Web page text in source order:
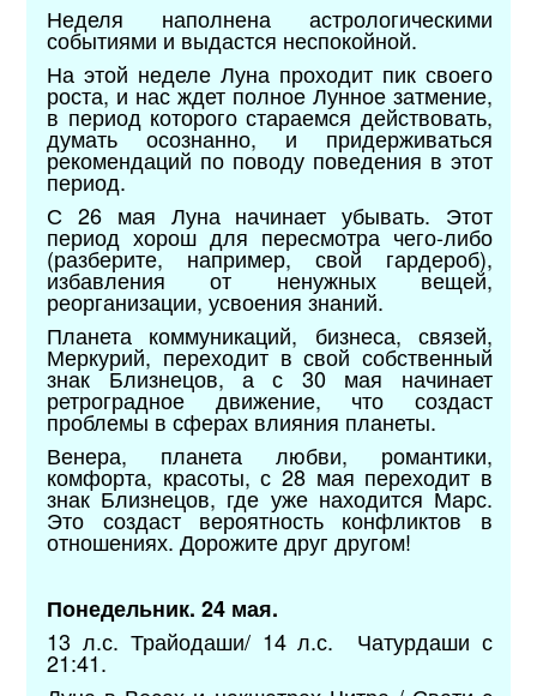
Неделя наполнена астрологическими
событиями и выдастся неспокойной.
На этой неделе Луна проходит пик своего
роста, и нас ждет полное Лунное затмение,
в период которого стараемся действовать,
думать осознанно, и придерживаться
рекомендаций по поводу поведения в этот
период.
С 26 мая Луна начинает убывать. Этот
период хорош для пересмотра чего-либо
(разберите, например, свой гардероб),
избавления от ненужных вещей,
реорганизации, усвоения знаний.
Планета коммуникаций, бизнеса, связей,
Меркурий, переходит в свой собственный
знак Близнецов, а с 30 мая начинает
ретроградное движение, что создаст
проблемы в сферах влияния планеты.
Венера, планета любви, романтики,
комфорта, красоты, с 28 мая переходит в
знак Близнецов, где уже находится Марс.
Это создаст вероятность конфликтов в
отношениях. Дорожите друг другом!
Понедельник. 24 мая.
13 л.с. Трайодаши/ 14 л.с. Чатурдаши с
21:41.